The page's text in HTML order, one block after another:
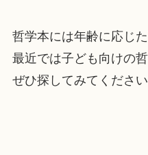
哲学本には年齢に応じ
最近では子ども向けの
ぜひ探してみてください